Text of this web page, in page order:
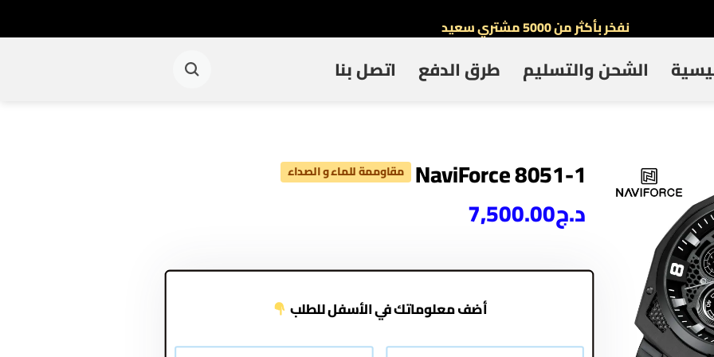
نفخر بأكثر من 5000 مشتري سعيد
أطلب الآن والدفع فقط عند استلام المنتج
الشحن والتسليم طرق الدفع اتصل بنا
NaviForce 8051-1 مقاوممة للماء و الصداء
د.ج7,500.00
أضف معلوماتك في الأسفل للطلب